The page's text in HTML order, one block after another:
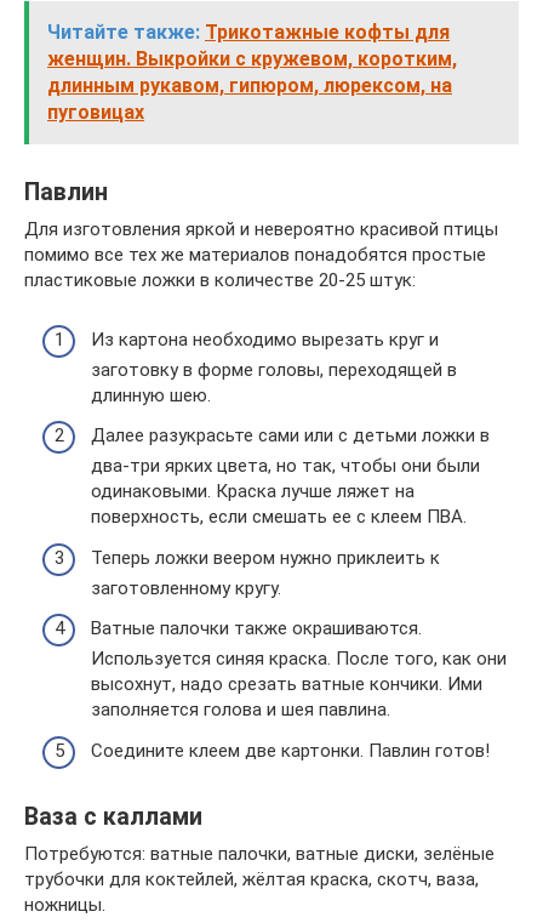
Читайте также: Трикотажные кофты для
женщин. Выкройки с кружевом, коротким,
длинным рукавом, гипюром, люрексом, на
пуговицах
Павлин
Для изготовления яркой и невероятно красивой птицы
помимо все тех же материалов понадобятся простые
пластиковые ложки в количестве 20-25 штук:
Из картона необходимо вырезать круг и
заготовку в форме головы, переходящей в
длинную шею.
Далее разукрасьте сами или с детьми ложки в
два-три ярких цвета, но так, чтобы они были
одинаковыми. Краска лучше ляжет на
поверхность, если смешать ее с клеем ПВА.
Теперь ложки веером нужно приклеить к
заготовленному кругу.
Ватные палочки также окрашиваются.
Используется синяя краска. После того, как они
высохнут, надо срезать ватные кончики. Ими
заполняется голова и шея павлина.
Соедините клеем две картонки. Павлин готов!
Ваза с каллами
Потребуются: ватные палочки, ватные диски, зелёные
трубочки для коктейлей, жёлтая краска, скотч, ваза,
ножницы.